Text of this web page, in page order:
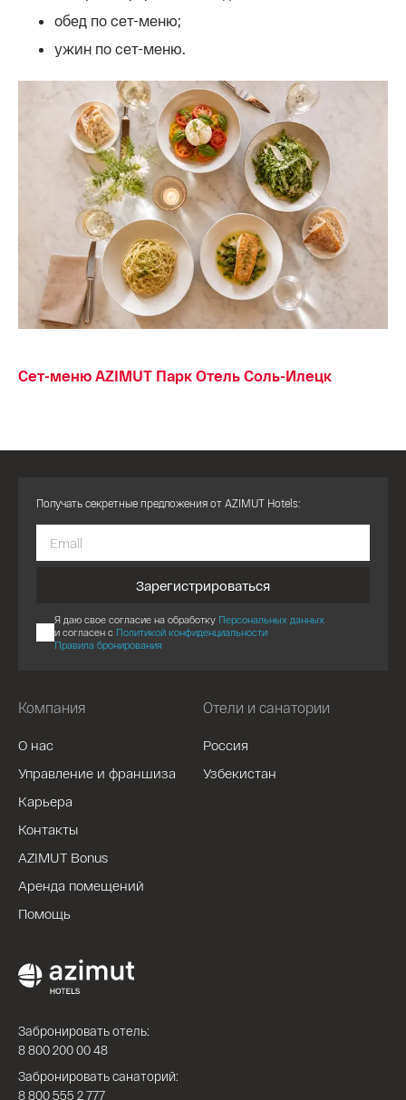
обед по сет-меню;
ужин по сет-меню.
Сет-меню AZIMUT Парк Отель Соль-Илецк
Компания
О нас
Управление и франшиза
Карьера
Контакты
AZIMUT Bonus
Аренда помещений
Помощь
Отели и санатории
Россия
Узбекистан
Получать секретные предложения от AZIMUT Hotels:
Зарегистрироваться
Я даю свое согласие на обработку Персональных данных
и согласен с Политикой конфиденциальности
Правила бронирования
Забронировать отель:
8 800 200 00 48
Забронировать санаторий:
8 800 555 2 777